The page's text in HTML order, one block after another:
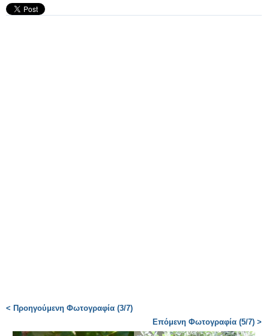
< Προηγούμενη Φωτογραφία (3/7)
Επόμενη Φωτογραφία (5/7) >